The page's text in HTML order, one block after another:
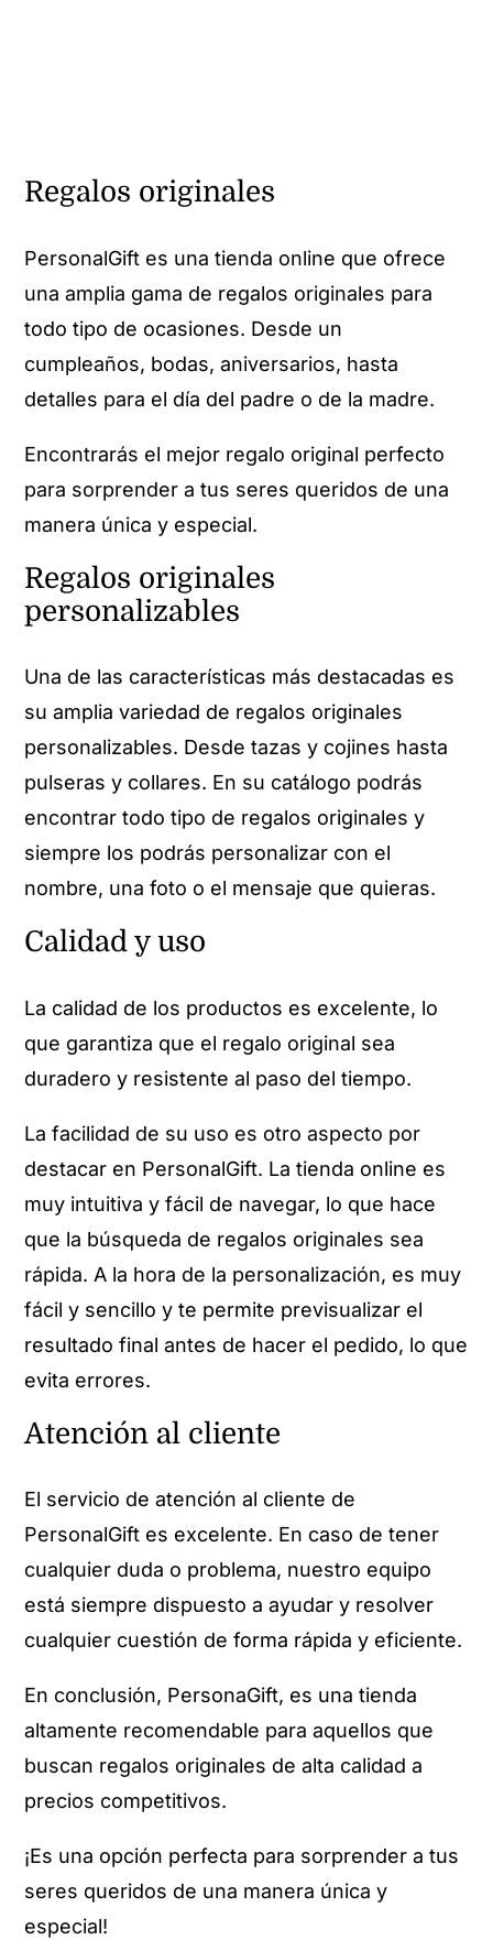
Regalos originales
PersonalGift es una tienda online que ofrece
una amplia gama de regalos originales para
todo tipo de ocasiones. Desde un
cumpleaños, bodas, aniversarios, hasta
detalles para el día del padre o de la madre.
Encontrarás el mejor regalo original perfecto
para sorprender a tus seres queridos de una
manera única y especial.
Regalos originales
personalizables
Una de las características más destacadas es
su amplia variedad de regalos originales
personalizables. Desde tazas y cojines hasta
pulseras y collares. En su catálogo podrás
encontrar todo tipo de regalos originales y
siempre los podrás personalizar con el
nombre, una foto o el mensaje que quieras.
Calidad y uso
La calidad de los productos es excelente, lo
que garantiza que el regalo original sea
duradero y resistente al paso del tiempo.
La facilidad de su uso es otro aspecto por
destacar en PersonalGift. La tienda online es
muy intuitiva y fácil de navegar, lo que hace
que la búsqueda de regalos originales sea
rápida. A la hora de la personalización, es muy
fácil y sencillo y te permite previsualizar el
resultado final antes de hacer el pedido, lo que
evita errores.
Atención al cliente
El servicio de atención al cliente de
PersonalGift es excelente. En caso de tener
cualquier duda o problema, nuestro equipo
está siempre dispuesto a ayudar y resolver
cualquier cuestión de forma rápida y eficiente.
En conclusión, PersonaGift, es una tienda
altamente recomendable para aquellos que
buscan regalos originales de alta calidad a
precios competitivos.
¡Es una opción perfecta para sorprender a tus
seres queridos de una manera única y
especial!